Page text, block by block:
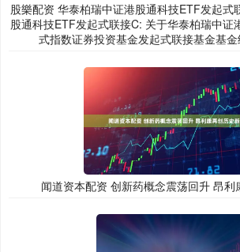
股樂配资 华泰柏瑞中证港股通科技ETF发起式
股通科技ETF发起式联接C: 关于华泰柏瑞中证
式指数证券投资基金发起式联接基金基
闻道资本配资 创新药概念震荡回升 昂利